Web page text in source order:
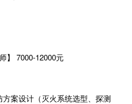
】 7000-12000元
案设计（灭火系统选型、探测